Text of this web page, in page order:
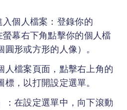
個人檔案：登錄你的
幕右下角點擊你的個人檔
形或方形的人像）。
人檔案頁面，點擊右上角的
，以打開設定選單。
：在設定選單中，向下滾動